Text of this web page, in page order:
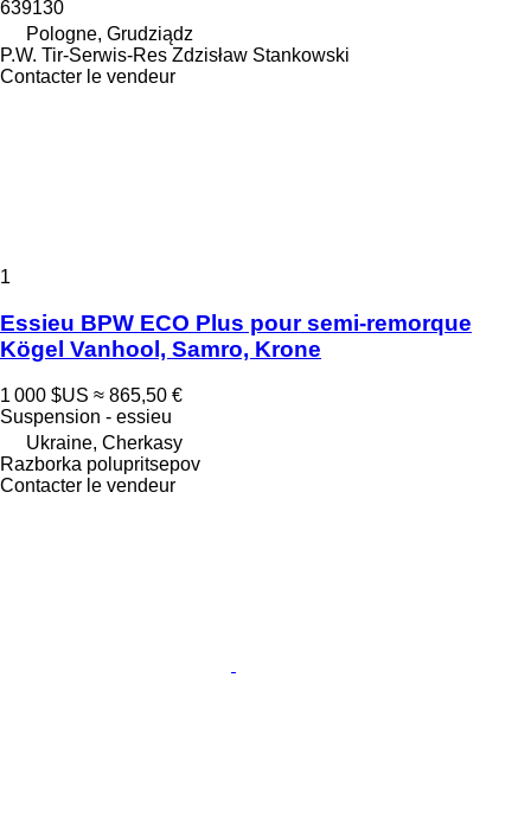
639130
Pologne, Grudziądz
P.W. Tir-Serwis-Res Zdzisław Stankowski
Contacter le vendeur
1
Essieu BPW ECO Plus pour semi-remorque
Kögel Vanhool, Samro, Krone
1 000 $US ≈ 865,50 €
Suspension - essieu
Ukraine, Cherkasy
Razborka polupritsepov
Contacter le vendeur